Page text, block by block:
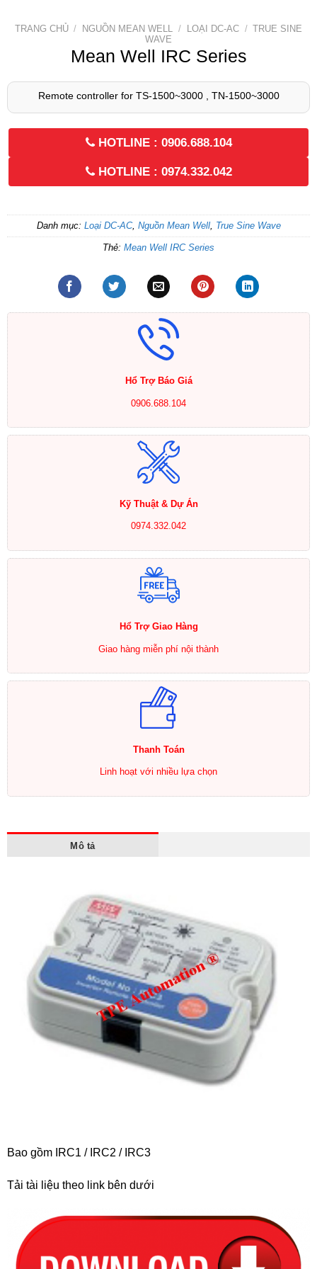
TRANG CHỦ / NGUỒN MEAN WELL / LOẠI DC-AC / TRUE SINE
WAVE
Mean Well IRC Series
Remote controller for TS-1500~3000 , TN-1500~3000
HOTLINE : 0906.688.104
HOTLINE : 0974.332.042
Danh mục: Loại DC-AC, Nguồn Mean Well, True Sine Wave
Thẻ: Mean Well IRC Series
Hổ Trợ Báo Giá
0906.688.104
Kỹ Thuật & Dự Án
0974.332.042
Hổ Trợ Giao Hàng
Giao hàng miễn phí nội thành
Thanh Toán
Linh hoạt với nhiều lựa chọn
Mô tả
Bao gồm IRC1 / IRC2 / IRC3
Tải tài liệu theo link bên dưới